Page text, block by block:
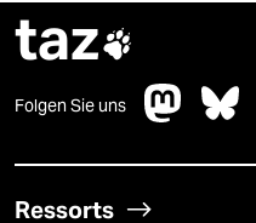
taz
Folgen Sie uns
Ressorts